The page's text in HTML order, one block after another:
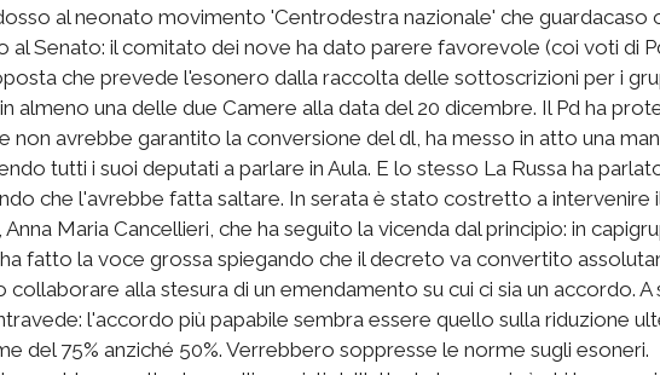
al neonato movimento 'Centrodestra nazionale' che guardacaso
al Senato: il comitato dei nove ha dato parere favorevole (coi voti di
che prevede l'esonero dalla raccolta delle sottoscrizioni per i
almeno una delle due Camere alla data del 20 dicembre. Il Pd ha
non avrebbe garantito la conversione del dl, ha messo in atto una
tutti i suoi deputati a parlare in Aula. E lo stesso La Russa ha
che l'avrebbe fatta saltare. In serata è stato costretto a intervenire
Maria Cancellieri, che ha seguito la vicenda dal principio: in
fatto la voce grossa spiegando che il decreto va convertito
collaborare alla stesura di un emendamento su cui ci sia un accordo. A
l'accordo più papabile sembra essere quello sulla riduzione
del 75% anziché 50%. Verrebbero soppresse le norme sugli esoneri.